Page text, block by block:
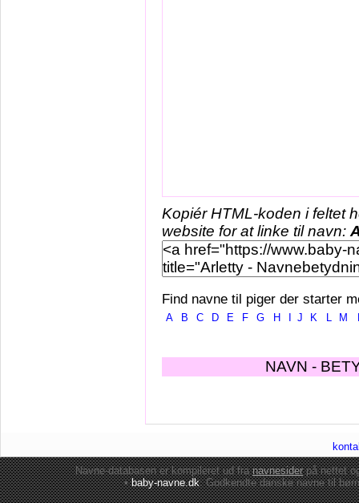
Kopiér HTML-koden i feltet
website for at linke til navn:
Find navne til piger der starter
A B C D E F G H J K L M
NAVN -
Navne-databasen er kompileret ud franavnesiderpå nettet
•baby-navne.dk: Godkendte danskenavne til børn